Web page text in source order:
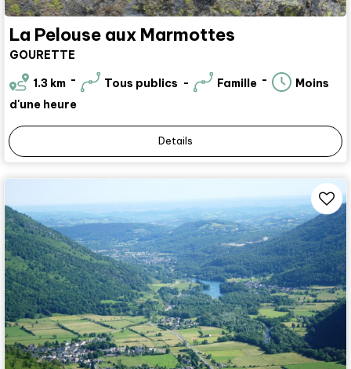
La Pelouse aux Marmottes
GOURETTE
1.3 km Tous publics Famille
Moins
d'une heure
Details